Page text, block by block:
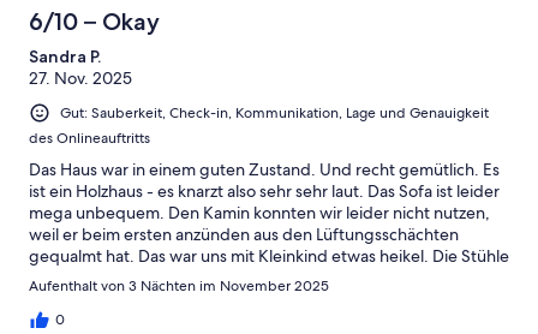
6/10 – Okay
Sandra P.
27. Nov. 2025
Gut: Sauberkeit, Check-in, Kommunikation, Lage und Genauigkeit
des Onlineauftritts
Das Haus war in einem guten Zustand. Und recht gemütlich. Es
ist ein Holzhaus - es knarzt also sehr sehr laut. Das Sofa ist leider
mega unbequem. Den Kamin konnten wir leider nicht nutzen,
weil er beim ersten anzünden aus den Lüftungsschächten
gequalmt hat. Das war uns mit Kleinkind etwas heikel. Die Stühle
im Esszimmer sind auch total unbequem. Wer auf all das keinen
Meer ist einen kurzen Spaziergang entfernt und direkt auf der
Aufenthalt von 3 Nächten im November 2025
0